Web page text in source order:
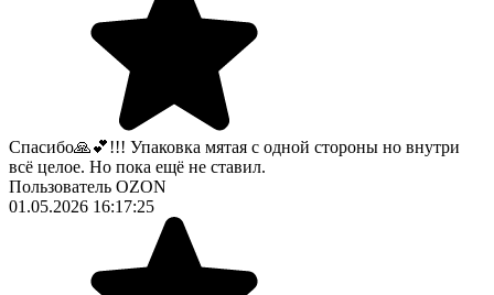
Спасибо🙏💕!!! Упаковка мятая с одной стороны но внутри
всё целое. Но пока ещё не ставил.
Пользователь OZON
01.05.2026 16:17:25